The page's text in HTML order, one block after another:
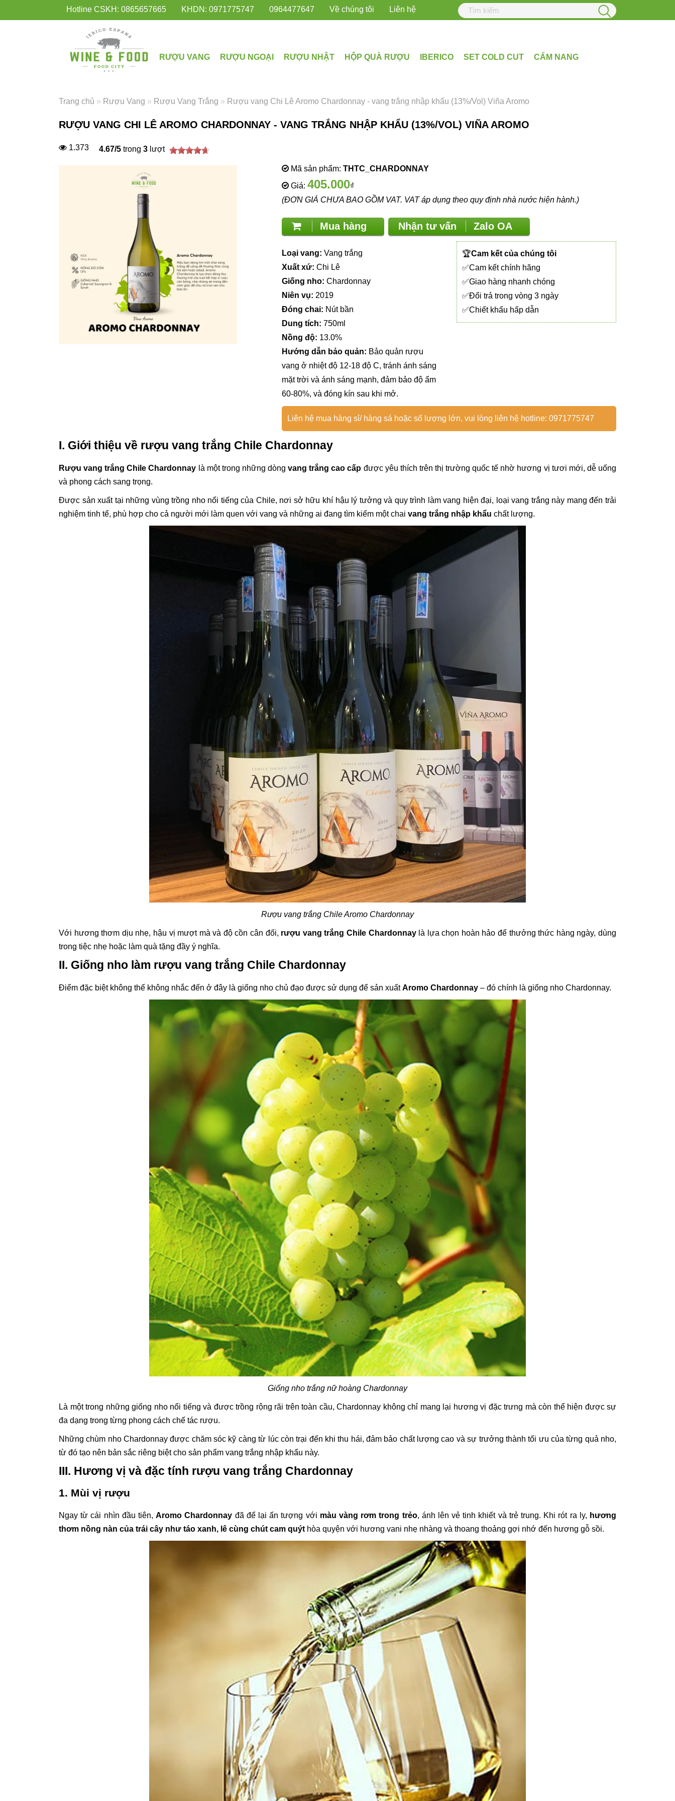
Hotline CSKH: 0865657665 KHDN: 0971775747 0964477647 Về chúng tôi Liên hệ
RƯỢU VANG RƯỢU NGOẠI RƯỢU NHẬT HỘP QUÀ RƯỢU IBERICO SET COLD CUT CẨM NANG
Trang chủ » Rượu Vang » Rượu Vang Trắng » Rượu vang Chi Lê Aromo Chardonnay - vang trắng nhập khẩu (13%/Vol) Viña Aromo
RƯỢU VANG CHI LÊ AROMO CHARDONNAY - VANG TRẮNG NHẬP KHẨU (13%/VOL) VIÑA AROMO
1.373 4.67/5 trong 3 lượt
Mã sản phẩm: THTC_CHARDONNAY
Giá: 405.000₫
(ĐƠN GIÁ CHƯA BAO GỒM VAT. VAT áp dụng theo quy định nhà nước hiện hành.)
Mua hàng Nhận tư vấn Zalo OA
Loại vang: Vang trắng
Xuất xứ: Chi Lê
Giống nho: Chardonnay
Niên vụ: 2019
Đóng chai: Nút bần
Dung tích: 750ml
Nồng độ: 13.0%
Hướng dẫn bảo quản: Bảo quản rượu
vang ở nhiệt độ 12-18 độ C, tránh ánh sáng
mặt trời và ánh sáng mạnh, đảm bảo độ ẩm
60-80%, và đóng kín sau khi mở.
🏆Cam kết của chúng tôi
✅Cam kết chính hãng
✅Giao hàng nhanh chóng
✅Đổi trả trong vòng 3 ngày
✅Chiết khấu hấp dẫn
Liên hệ mua hàng sỉ/ hàng sá hoặc số lượng lớn, vui lòng liên hệ hotline: 0971775747
I. Giới thiệu về rượu vang trắng Chile Chardonnay
Rượu vang trắng Chile Chardonnay là một trong những dòngvang trắng cao cấp được yêu thích trên thị trường quốc tế nhờ hương vị tươi mới, dễ uống
và phong cách sang trọng.
Được sản xuất tại những vùng trồng nho nổi tiếng của Chile, nơi sở hữu khí hậu lý tưởng và quy trình làm vang hiện đại, loại vang trắng này mang đến trải
nghiệm tinh tế, phù hợp cho cả người mới làm quen với vang và những ai đang tìm kiếm một chai vang trắng nhập khẩu chất lượng.
Rượu vang trắng Chile Aromo Chardonnay
Với hương thơm dịu nhẹ, hậu vị mượt mà và độ cồn cân đối, rượu vang trắng Chile Chardonnaylà lựa chọn hoàn hảo để thưởng thức hàng ngày, dùng
trong tiệc nhẹ hoặc làm quà tặng đầy ý nghĩa.
II. Giống nho làm rượu vang trắng Chile Chardonnay
Điểm đặc biệt không thể không nhắc đến ở đây là giống nho chủ đạo được sử dụng để sản xuấtAromo Chardonnay – đó chính là giống nho Chardonnay.
Giống nho trắng nữ hoàng Chardonnay
Là một trong những giống nho nổi tiếng và được trồng rộng rãi trên toàn cầu, Chardonnay không chỉ mang lại hương vị đặc trưng mà còn thể hiện được sự
đa dạng trong từng phong cách chế tác rượu.
Những chùm nho Chardonnay được chăm sóc kỹ càng từ lúc còn trại đến khi thu hái, đảm bảo chất lượng cao và sự trưởng thành tối ưu của từng quả nho,
từ đó tạo nên bản sắc riêng biệt cho sản phẩm vang trắng nhập khẩu này.
III. Hương vị và đặc tính rượu vang trắng Chardonnay
1. Mùi vị rượu
Ngay từ cái nhìn đầu tiên,Aromo Chardonnay đã để lại ấn tượng với màu vàng rơm trong trẻo, ánh lên vẻ tinh khiết và trẻ trung. Khi rót ra ly, hương
thơm nồng nàn của trái cây như táo xanh, lê cùng chút cam quýt hòa quyện với hương vani nhẹ nhàng và thoang thoảng gợi nhớ đến hương gỗ sồi.